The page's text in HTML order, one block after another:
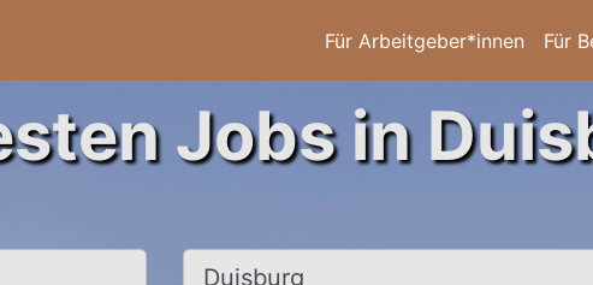
Für Arbeitgeber*innen Für
Jobs in
Ort, Stadt